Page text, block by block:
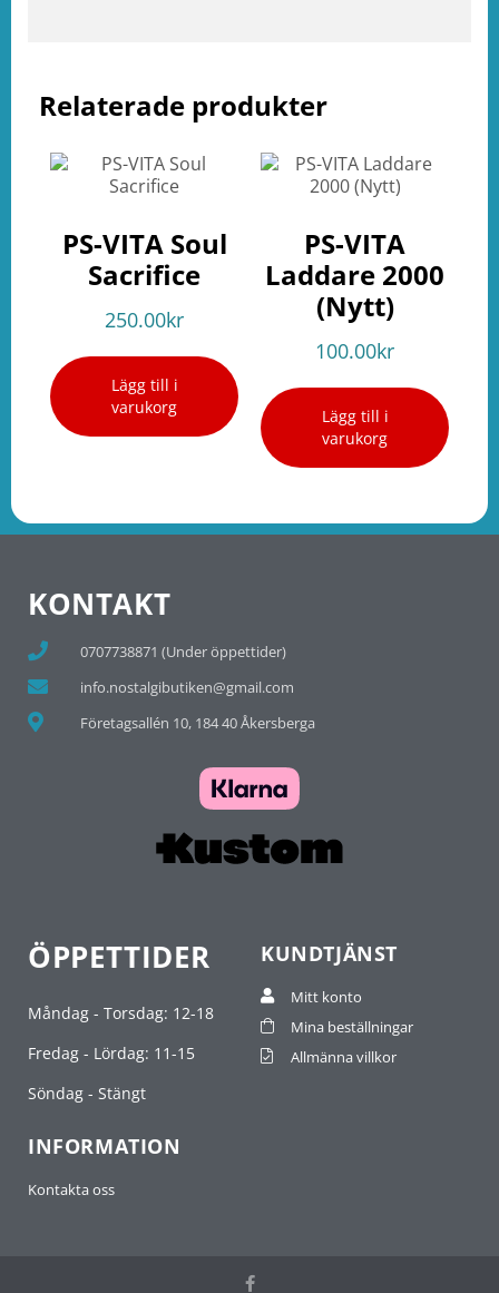
Relaterade produkter
PS-VITA Soul
Sacrifice
250.00kr
Lägg till i
varukorg
PS-VITA
Laddare 2000
(Nytt)
100.00kr
Lägg till i
varukorg
KONTAKT
0707738871 (Under öppettider)
info.nostalgibutiken@gmail.com
Företagsallén 10, 184 40 Åkersberga
ÖPPETTIDER
Måndag - Torsdag: 12-18
Fredag - Lördag: 11-15
Söndag - Stängt
KUNDTJÄNST
Mitt konto
Mina beställningar
Allmänna villkor
INFORMATION
Kontakta oss